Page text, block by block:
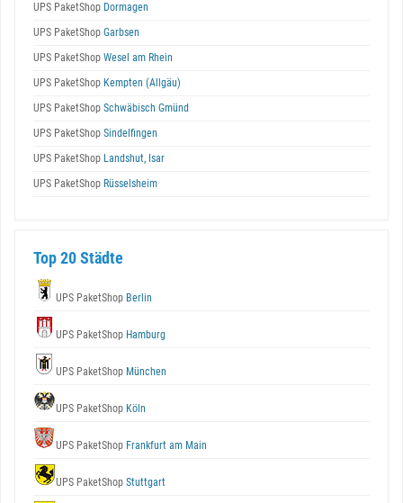
UPS PaketShop Dormagen
UPS PaketShop Garbsen
UPS PaketShop Wesel am Rhein
UPS PaketShop Kempten (Allgäu)
UPS PaketShop Schwäbisch Gmünd
UPS PaketShop Sindelfingen
UPS PaketShop Landshut, Isar
UPS PaketShop Rüsselsheim
Top 20 Städte
UPS PaketShop Berlin
UPS PaketShop Hamburg
UPS PaketShop München
UPS PaketShop Köln
UPS PaketShop Frankfurt am Main
UPS PaketShop Stuttgart